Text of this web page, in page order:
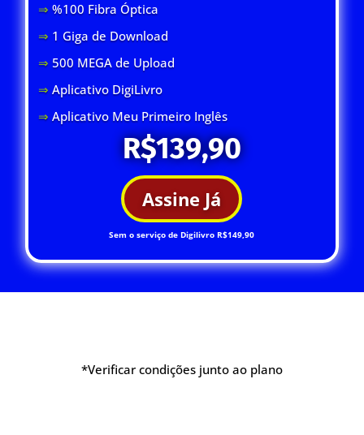
⇒ %100 Fibra Óptica
⇒ 1 Giga de Download
⇒ 500 MEGA de Upload
⇒Aplicativo DigiLivro
⇒Aplicativo Meu Primeiro Inglês
R$139,90
Assine Já
Sem o serviço de Digilivro R$149,90
*Verificar condições junto ao plano